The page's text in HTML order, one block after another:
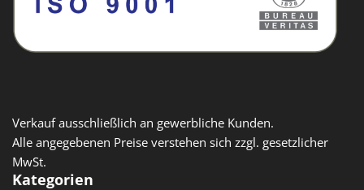
Verkauf ausschließlich an gewerbliche Kunden.
Alle angegebenen Preise verstehen sich zzgl. gesetzlicher
MwSt.
Kategorien